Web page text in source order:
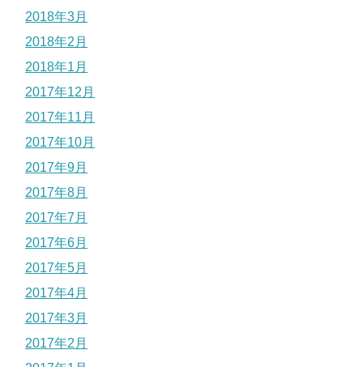
2018年3月
2018年2月
2018年1月
2017年12月
2017年11月
2017年10月
2017年9月
2017年8月
2017年7月
2017年6月
2017年5月
2017年4月
2017年3月
2017年2月